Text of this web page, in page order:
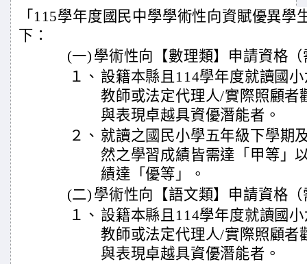
「115學年度國民中學學術性向資賦優異學
下：
(一) 學術性向【數理類】申請資格
１、 設籍本縣且114學年度就讀國
教師或法定代理人/實際照顧者
與表現卓越具資優潛能者。
２、 就讀之國民小學五年級下學期
然之學習成績皆需達「甲等」
績達「優等」。
(二) 學術性向【語文類】申請資格
１、 設籍本縣且114學年度就讀國
教師或法定代理人/實際照顧者
與表現卓越具資優潛能者。